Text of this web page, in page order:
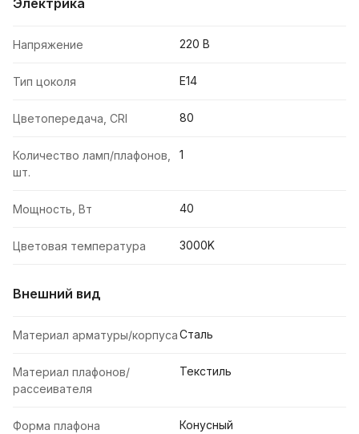
Электрика
Напряжение 220 В
Тип цоколя E14
Цветопередача, CRI 80
Количество ламп/плафонов,
шт.
1
Мощность, Вт 40
Цветовая температура 3000K
Внешний вид
Материал арматуры/корпусаСталь
Материал плафонов/
рассеивателя
Текстиль
Форма плафона Конусный